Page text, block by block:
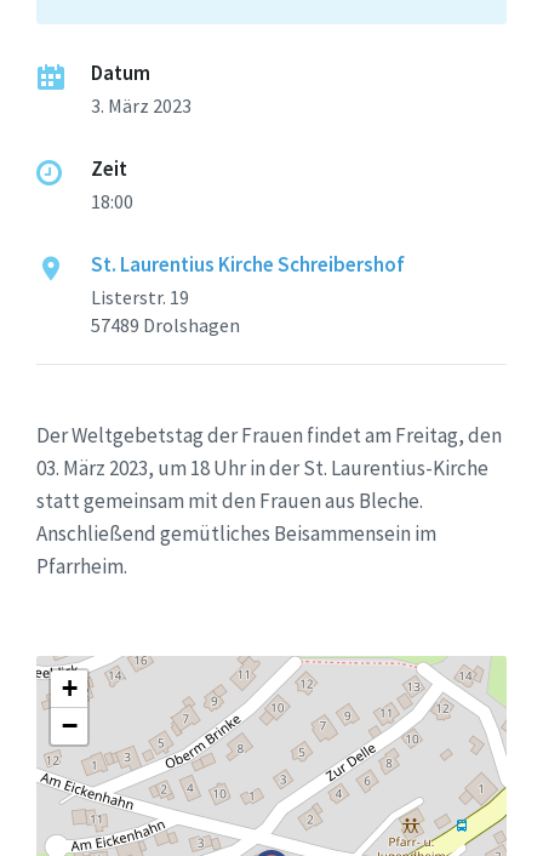
Datum
3. März 2023
Zeit
18:00
St. Laurentius Kirche Schreibershof
Listerstr. 19
57489 Drolshagen
Der Weltgebetstag der Frauen findet am Freitag, den
03. März 2023, um 18 Uhr in der St. Laurentius-Kirche
statt gemeinsam mit den Frauen aus Bleche.
Anschließend gemütliches Beisammensein im
Pfarrheim.
+
−